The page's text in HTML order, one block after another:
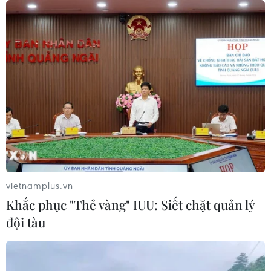
07/08/2026 12:35
Thuế polysilicon: Doanh nghiệp Hàn
Tầm nhìn bán dẫn của Malaysia: Đi
từ thế mạnh sẵn có lên nấc thang giá
trị cao
07/08/2026 11:51
vietnamplus.vn
Khắc phục "Thẻ vàng" IUU: Siết chặt quản lý
đội tàu